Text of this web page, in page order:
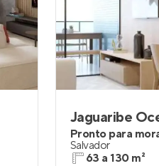
Jaguaribe
Pronto para
Salvador
63 a 130 m²